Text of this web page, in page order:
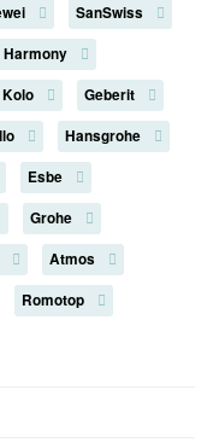
SanSwiss
Harmony
Kolo
Geberit
Hansgrohe
Esbe
Grohe
Atmos
Romotop